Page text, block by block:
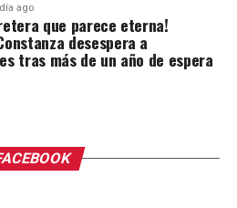
ago
que parece eterna!
desespera a
tras más de un año de espera